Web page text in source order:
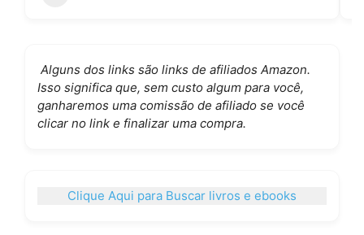
Alguns dos links são links de afiliados Amazon.
Isso significa que, sem custo algum para você,
ganharemos uma comissão de afiliado se você
clicar no link e finalizar uma compra.
Clique Aqui para Buscar livros e ebooks